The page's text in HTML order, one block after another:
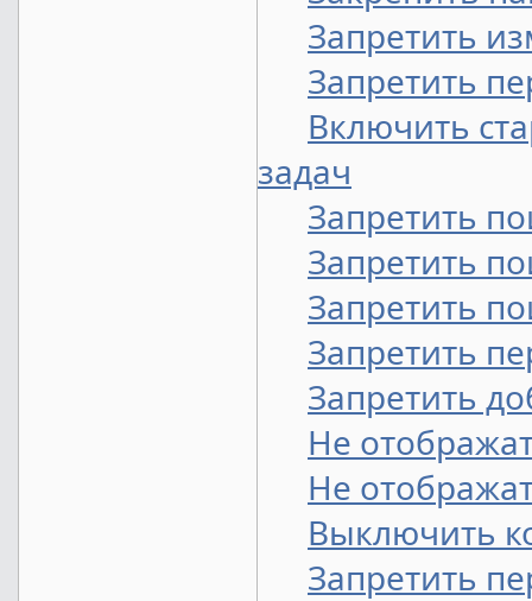
Запретить
Запретить
Включить
задач
Запретить
Запретить
Запретить
Запретить
Запретить
Не
Не
Выключить
Запретить